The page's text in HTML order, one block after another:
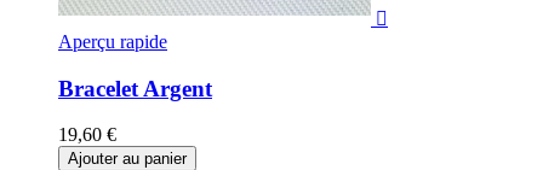

Aperçu rapide
Bracelet Argent
19,60 €
Ajouter au panier